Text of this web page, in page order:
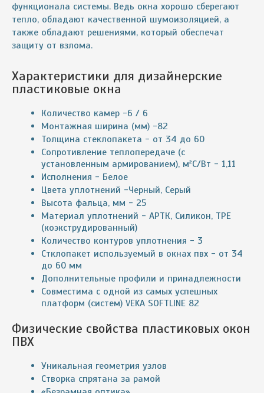
функционала системы. Ведь окна хорошо сберегают
тепло, обладают качественной шумоизоляцией, а
также обладают решениями, который обеспечат
защиту от взлома.
Характеристики для дизайнерские
пластиковые окна
Количество камер -6 / 6
Монтажная ширина (мм) -82
Толщина стеклопакета - от 34 до 60
Сопротивление теплопередаче (с
установленным армированием), м²С/Вт - 1,11
Исполнения - Белое
Цвета уплотнений -Черный, Серый
Высота фальца, мм - 25
Материал уплотнений - АРТК, Силикон, ТРЕ
(коэкструдированный)
Количество контуров уплотнения - 3
Стклопакет используемый в окнах пвх - от 34
до 60 мм
Дополнительные профили и принадлежности
Совместима с одной из самых успешных
платформ (систем) VEKA SOFTLINE 82
Физические свойства пластиковых окон
ПВХ
Уникальная геометрия узлов
Створка спрятана за рамой